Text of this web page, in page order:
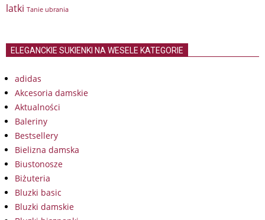
latki Tanie ubrania
ELEGANCKIE SUKIENKI NA WESELE KATEGORIE
adidas
Akcesoria damskie
Aktualności
Baleriny
Bestsellery
Bielizna damska
Biustonosze
Biżuteria
Bluzki basic
Bluzki damskie